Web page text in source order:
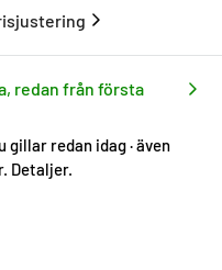
redan från första
gillar redan idag · även
Detaljer.